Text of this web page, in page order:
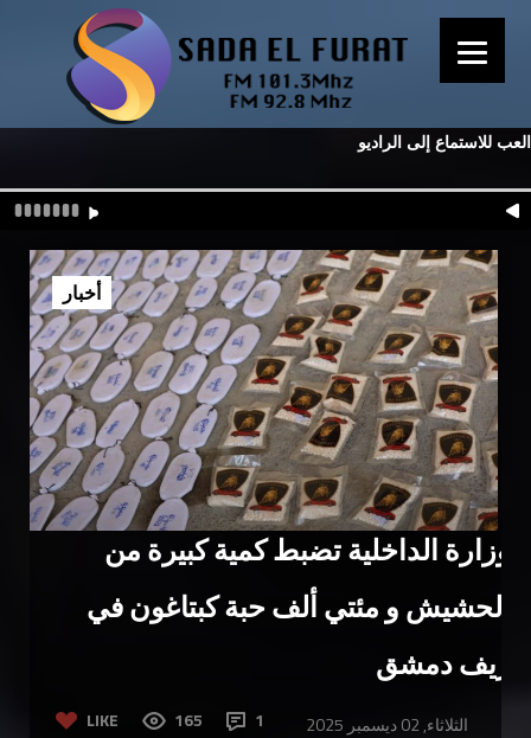
العب للاستماع إلى الراديو
وزارة الداخلية تضبط كمية كبيرة من
الحشيش و مئتي ألف حبة كبتاغون في
ريف دمشق
LIKE 165 1 الثلاثاء, 02 ديسمبر 2025
أخبار